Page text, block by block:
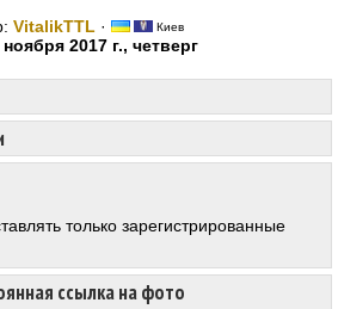
VitalikTTL · Киев
ноября 2017 г., четверг
ссылка на фото
только зарегистрированные